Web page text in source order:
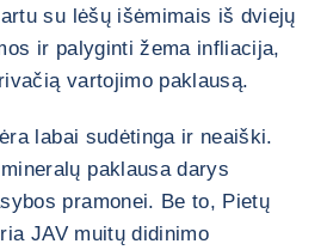
su lėšų išėmimais iš dviejų
ir palyginti žema infliacija,
vartojimo paklausą.
labai sudėtinga ir neaiški.
paklausa darys
pramonei. Be to, Pietų
JAV muitų didinimo